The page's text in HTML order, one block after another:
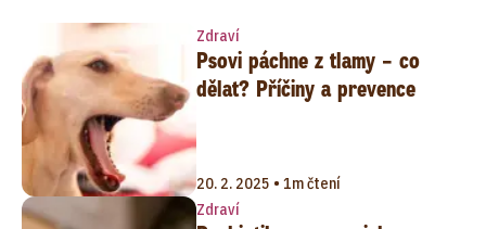
Zdraví
Psovi páchne z tlamy – co
dělat? Příčiny a prevence
20. 2. 2025 • 1m čtení
Zdraví